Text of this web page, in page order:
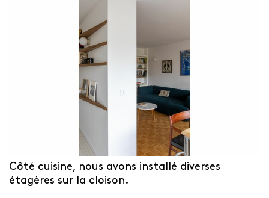
Côté cuisine, nous avons installé diverses
étagères sur la cloison.